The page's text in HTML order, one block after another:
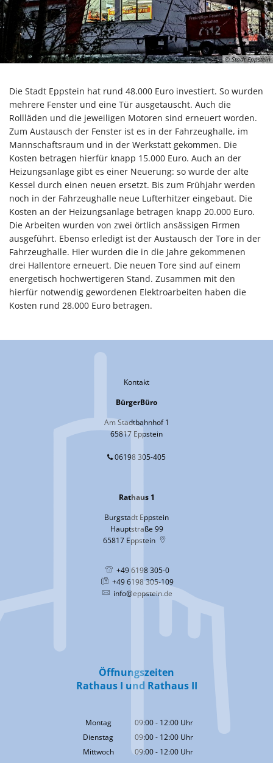
© Stadt Eppstein
Die Stadt Eppstein hat rund 48.000 Euro investiert. So wurden
mehrere Fenster und eine Tür ausgetauscht. Auch die
Rollläden und die jeweiligen Motoren sind erneuert worden.
Zum Austausch der Fenster ist es in der Fahrzeughalle, im
Mannschaftsraum und in der Werkstatt gekommen. Die
Kosten betragen hierfür knapp 15.000 Euro. Auch an der
Heizungsanlage gibt es einer Neuerung: so wurde der alte
Kessel durch einen neuen ersetzt. Bis zum Frühjahr werden
noch in der Fahrzeughalle neue Lufterhitzer eingebaut. Die
Kosten an der Heizungsanlage betragen knapp 20.000 Euro.
Die Arbeiten wurden von zwei örtlich ansässigen Firmen
ausgeführt. Ebenso erledigt ist der Austausch der Tore in der
Fahrzeughalle. Hier wurden die in die Jahre gekommenen
drei Hallentore erneuert. Die neuen Tore sind auf einem
energetisch hochwertigeren Stand. Zusammen mit den
hierfür notwendig gewordenen Elektroarbeiten haben die
Kosten rund 28.000 Euro betragen.
Kontakt
BürgerBüro
Am Stadtbahnhof 1
65817 Eppstein
06198 305-405
Rathaus 1
Burgstadt Eppstein
Hauptstraße 99
65817 Eppstein
+49 6198 305-0
+49 6198 305-109
info@eppstein.de
Öffnungszeiten
Rathaus I und Rathaus II
Montag 09:00- 12:00 Uhr
Von 09:00 bis 12:00 Uhr
Dienstag 09:00- 12:00 Uhr
Von 09:00 bis 12:00 Uhr
Mittwoch 09:00- 12:00 Uhr